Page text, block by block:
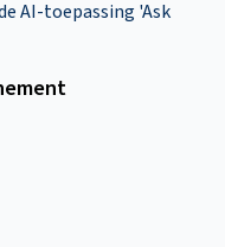
AI-toepassing 'Ask